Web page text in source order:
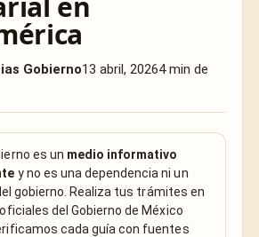
Gobierno13 abril, 20264 min de
es un medio informativo
y no es una dependencia ni un
gobierno. Realiza tus trámites en
del Gobierno de México
cada guía con fuentes